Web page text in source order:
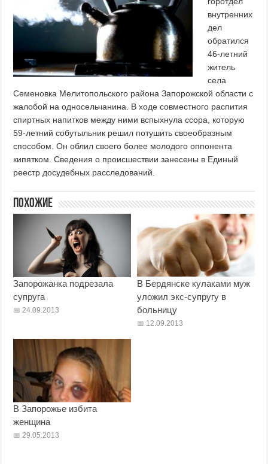
внутренних
дел
обратился
46-летний
житель
села
Семеновка Мелитопольского района Запорожской области с
жалобой на односельчанина. В ходе совместного распития
спиртных напитков между ними вспыхнула ссора, которую
59-летний собутыльник решил потушить своеобразным
способом. Он облил своего более молодого оппонента
кипятком. Сведения о происшествии занесены в Единый
реестр досудебных расследований.
Похожие
Запорожанка подрезала
супруга
24.09.2013
В Бердянске кулаками муж
уложил экс-супругу в
больницу
12.09.2013
В Запорожье избита
женщина
29.05.2013